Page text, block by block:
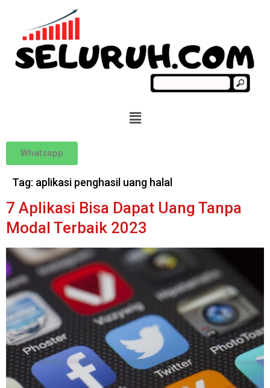
Whatsapp
Tag: aplikasi penghasil uang halal
7 Aplikasi Bisa Dapat Uang Tanpa
Modal Terbaik 2023